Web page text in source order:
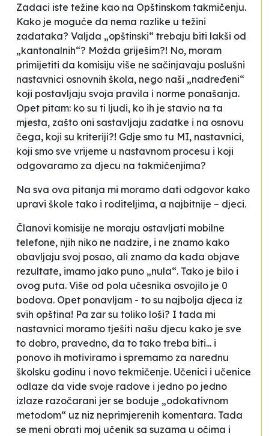
Zadaci iste težine kao na Opštinskom takmičenju.
Kako je moguće da nema razlike u težini
zadataka? Valjda „opštinski“ trebaju biti lakši od
„kantonalnih“? Možda griješim?! No, moram
primijetiti da komisiju više ne sačinjavaju poslušni
nastavnici osnovnih škola, nego naši „nadređeni“
koji postavljaju svoja pravila i norme ponašanja.
Opet pitam: ko su ti ljudi, ko ih je stavio na ta
mjesta, zašto oni sastavljaju zadatke i na osnovu
čega, koji su kriteriji?! Gdje smo tu MI, nastavnici,
koji smo sve vrijeme u nastavnom procesu i koji
odgovaramo za djecu na takmičenjima?
Na sva ova pitanja mi moramo dati odgovor kako
upravi škole tako i roditeljima, a najbitnije – djeci.
Članovi komisije ne moraju ostavljati mobilne
telefone, njih niko ne nadzire, i ne znamo kako
obavljaju svoj posao, ali znamo da kada objave
rezultate, imamo jako puno „nula“. Tako je bilo i
ovog puta. Više od pola učesnika osvojilo je 0
bodova. Opet ponavljam - to su najbolja djeca iz
svih opština! Pa zar su toliko loši? I tada mi
nastavnici moramo tješiti našu djecu kako je sve
to dobro, pravedno, da to tako treba biti... i
ponovo ih motiviramo i spremamo za narednu
školsku godinu i novo tekmičenje. Učenici i učenice
odlaze da vide svoje radove i jedno po jedno
izlaze razočarani jer se boduje „odokativnom
metodom“ uz niz neprimjerenih komentara. Tada
se meni obrati moj učenik sa suzama u očima i